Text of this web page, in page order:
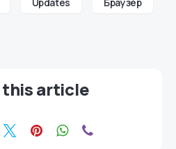
this article